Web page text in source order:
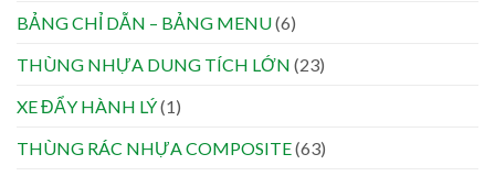
BẢNG CHỈ DẪN – BẢNG MENU(6)
THÙNG NHỰA DUNG TÍCH LỚN (23)
XE ĐẨY HÀNH LÝ(1)
THÙNG RÁC NHỰA COMPOSITE(63)